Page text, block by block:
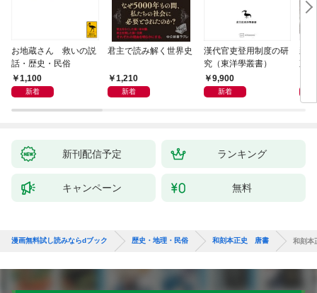
お地蔵さん 救いの説
話・歴史・民俗
1,100
新着
君主で読み解く世界史
1,210
新着
漢代官吏登用制度の研
究（東洋學叢書）
9,900
新着
親
直
新刊配信予定 ランキング
キャンペーン 無料
漫画無料試し読みならdブック 歴史・地理・民俗 和刻本正史 唐書 和刻